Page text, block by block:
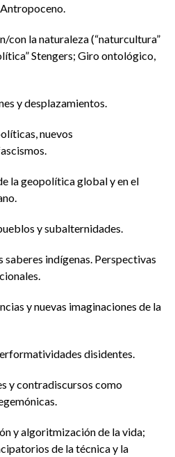
con la naturaleza (“naturcultura”
Stengers; Giro ontológico,
y desplazamientos.
nuevos
la geopolítica global y en el
y subalternidades.
saberes indígenas. Perspectivas
y nuevas imaginaciones de la
disidentes.
y contradiscursos como
y algoritmización de la vida;
de la técnica y la